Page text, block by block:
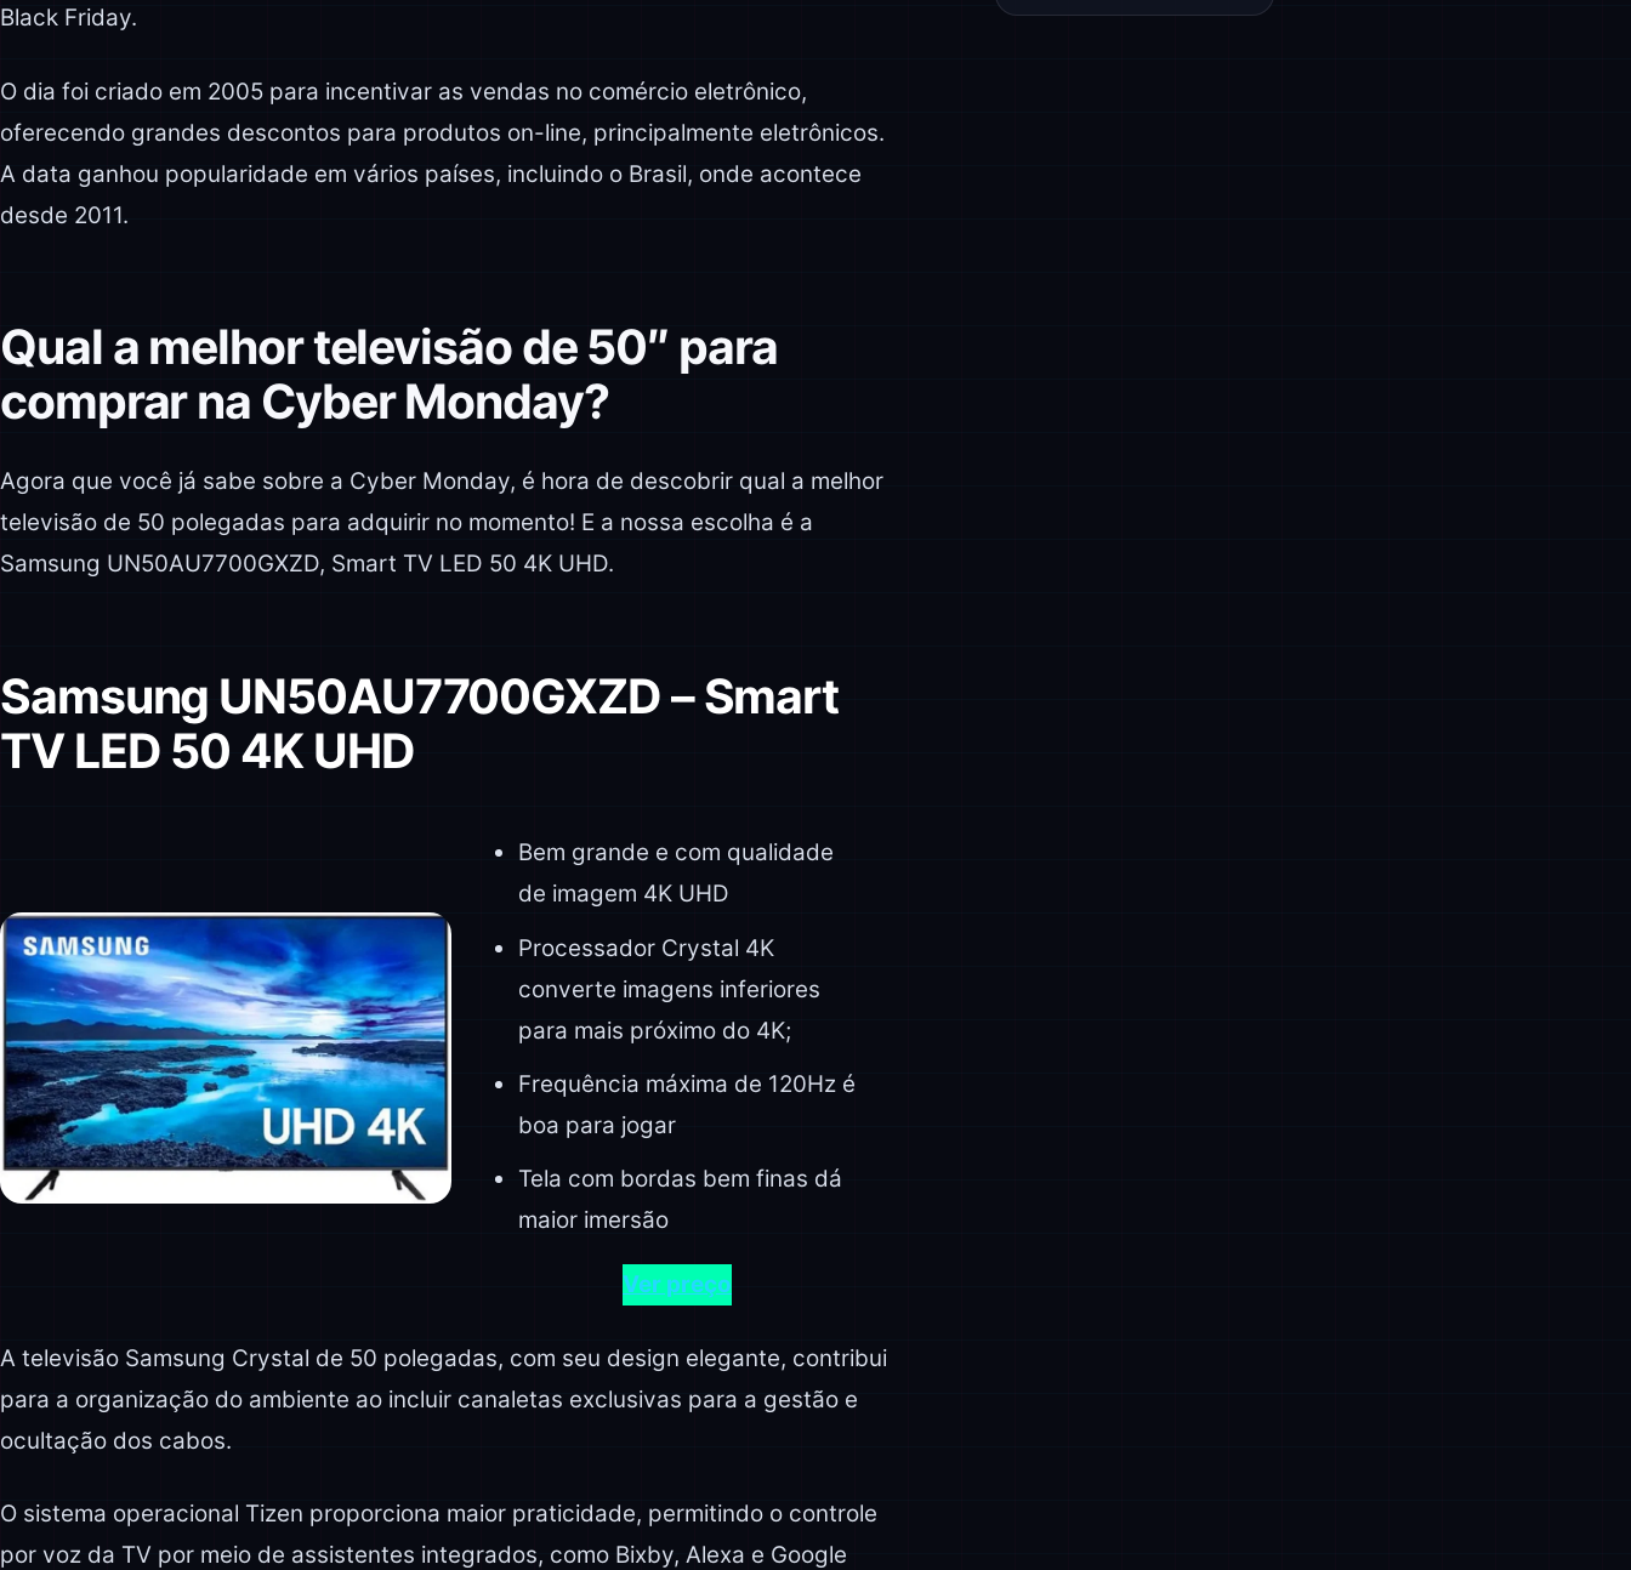
Black Friday.
O dia foi criado em 2005 para incentivar as vendas no comércio eletrônico,
oferecendo grandes descontos para produtos on-line, principalmente eletrônicos.
A data ganhou popularidade em vários países, incluindo o Brasil, onde acontece
desde 2011.
Qual a melhor televisão de 50″ para
comprar na Cyber Monday?
Agora que você já sabe sobre a Cyber Monday, é hora de descobrir qual a melhor
televisão de 50 polegadas para adquirir no momento! E a nossa escolha é a
Samsung UN50AU7700GXZD, Smart TV LED 50 4K UHD.
Samsung UN50AU7700GXZD – Smart
TV LED 50 4K UHD
Bem grande e com qualidade
de imagem 4K UHD
Processador Crystal 4K
converte imagens inferiores
para mais próximo do 4K;
Frequência máxima de 120Hz é
boa para jogar
Tela com bordas bem finas dá
maior imersão
Ver preço
A televisão Samsung Crystal de 50 polegadas, com seu design elegante, contribui
para a organização do ambiente ao incluir canaletas exclusivas para a gestão e
ocultação dos cabos.
O sistema operacional Tizen proporciona maior praticidade, permitindo o controle
por voz da TV por meio de assistentes integrados, como Bixby, Alexa e Google